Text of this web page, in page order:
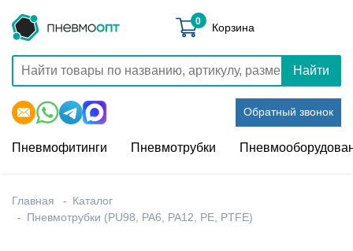
Найти
Обратный звонок
0 Корзина
Пневмофитинги Пневмотрубки
Главная
Каталог
Пневмотрубки (PU98, PA6, PA12, PE, PTFE)